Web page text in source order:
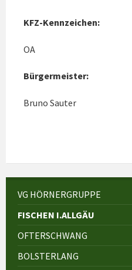
KFZ-Kennzeichen:
OA
Bürgermeister:
Bruno Sauter
VG HÖRNERGRUPPE
FISCHEN I.ALLGÄU
OFTERSCHWANG
BOLSTERLANG